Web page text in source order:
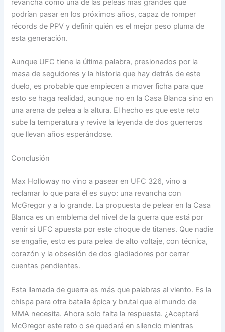
revancha como una de las peleas más grandes que
podrían pasar en los próximos años, capaz de romper
récords de PPV y definir quién es el mejor peso pluma de
esta generación.
Aunque UFC tiene la última palabra, presionados por la
masa de seguidores y la historia que hay detrás de este
duelo, es probable que empiecen a mover ficha para que
esto se haga realidad, aunque no en la Casa Blanca sino en
una arena de pelea a la altura. El hecho es que este reto
sube la temperatura y revive la leyenda de dos guerreros
que llevan años esperándose.
Conclusión
Max Holloway no vino a pasear en UFC 326, vino a
reclamar lo que para él es suyo: una revancha con
McGregor y a lo grande. La propuesta de pelear en la Casa
Blanca es un emblema del nivel de la guerra que está por
venir si UFC apuesta por este choque de titanes. Que nadie
se engañe, esto es pura pelea de alto voltaje, con técnica,
corazón y la obsesión de dos gladiadores por cerrar
cuentas pendientes.
Esta llamada de guerra es más que palabras al viento. Es la
chispa para otra batalla épica y brutal que el mundo de
MMA necesita. Ahora solo falta la respuesta. ¿Aceptará
McGregor este reto o se quedará en silencio mientras